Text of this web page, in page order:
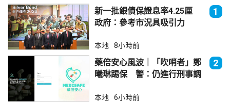
新一批銀債保證息率4.25厘
政府：參考市況具吸引力
1
本地 8小時前
藥倍安心風波｜「吹哨者」鄭
曦琳踢保 警：仍進行刑事調
2
本地 6小時前